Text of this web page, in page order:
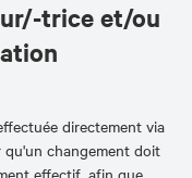
trice et/ou
directement via
qu'un changement doit